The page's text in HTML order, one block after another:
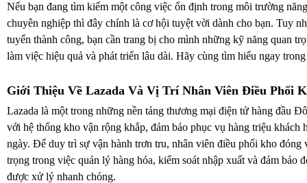
Nếu bạn đang tìm kiếm một công việc ổn định trong môi trường
chuyên nghiệp thì đây chính là cơ hội tuyệt vời dành cho bạn. Tuy
tuyển thành công, bạn cần trang bị cho mình những kỹ năng quan
làm việc hiệu quả và phát triển lâu dài. Hãy cùng tìm hiểu ngay
Giới Thiệu Về Lazada Và Vị Trí Nhân Viên Điều Phối
Lazada là một trong những nền tảng thương mại điện tử hàng đầu
với hệ thống kho vận rộng khắp, đảm bảo phục vụ hàng triệu khách
ngày. Để duy trì sự vận hành trơn tru, nhân viên điều phối kho đóng
trọng trong việc quản lý hàng hóa, kiểm soát nhập xuất và đảm bảo
được xử lý nhanh chóng.